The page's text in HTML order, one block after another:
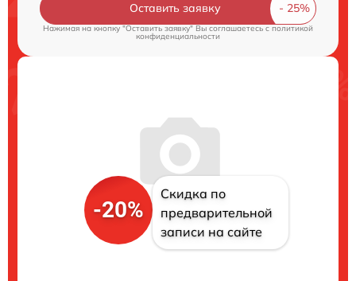
Оставить заявку
Нажимая на кнопку "Оставить заявку" Вы соглашаетесь c политикой
конфиденциальности
-20%
Скидка по
предварительной
записи на сайте